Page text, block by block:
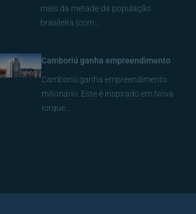
mais da metade da população
brasileira (com…
Camboriú ganha empreendimento
Camboriú ganha empreendimento
milionário. Este é inspirado em Nova
Iorque…